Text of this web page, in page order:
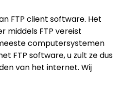
FTP client software. Het
middels FTP vereist
computersystemen
FTP software, u zult ze dus
van het internet. Wij